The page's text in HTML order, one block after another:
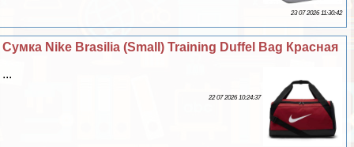
23 07 2026 11:30:42
Сумка Nike Brasilia (Small) Training Duffel Bag Красная
...
22 07 2026 10:24:37